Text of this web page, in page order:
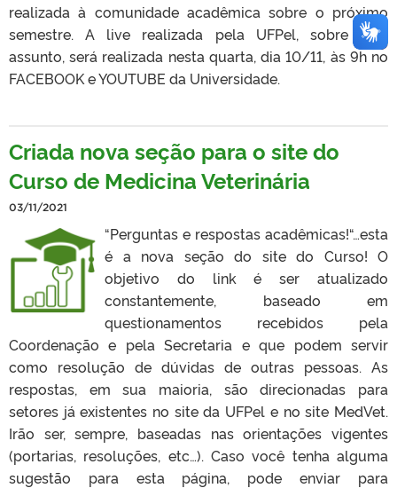
realizada à comunidade acadêmica sobre o próximo
semestre. A live realizada pela UFPel, sobre este
assunto, será realizada nesta quarta, dia 10/11, às 9h no
FACEBOOK e YOUTUBE da Universidade.
Criada nova seção para o site do
Curso de Medicina Veterinária
03/11/2021
“Perguntas e respostas acadêmicas!“…esta
é a nova seção do site do Curso! O
objetivo do link é ser atualizado
constantemente, baseado em
questionamentos recebidos pela
Coordenação e pela Secretaria e que podem servir
como resolução de dúvidas de outras pessoas. As
respostas, em sua maioria, são direcionadas para
setores já existentes no site da UFPel e no site MedVet.
Irão ser, sempre, baseadas nas orientações vigentes
(portarias, resoluções, etc…). Caso você tenha alguma
sugestão para esta página, pode enviar para